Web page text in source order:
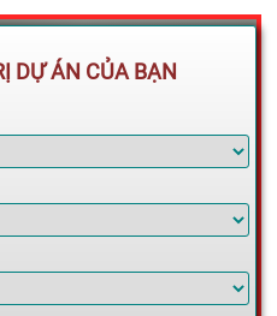
DỰ ÁN CỦA BẠN